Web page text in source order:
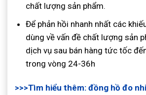
chất lượng sản phẩm.
Để phản hồi nhanh nhất các
dùng về vấn đề chất lượng sản
dịch vụ sau bán hàng tức tốc
trong vòng 24-36h
>>>Tìm hiểu thêm: đồng hồ đo